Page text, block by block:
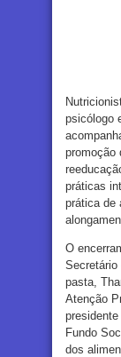
psicólogo
promoção
práticas
prática de
O
Secretário
pasta,
Atenção
Fundo
dos